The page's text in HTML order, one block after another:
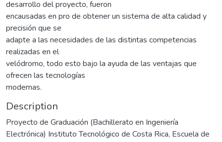
desarrollo del proyecto, fueron
encausadas en pro de obtener un sistema de alta calidad y
precisión que se
adapte a las necesidades de las distintas competencias
realizadas en el
velódromo, todo esto bajo la ayuda de las ventajas que
ofrecen las tecnologías
modernas.
Description
Proyecto de Graduación (Bachillerato en Ingeniería
Electrónica) Instituto Tecnológico de Costa Rica, Escuela de